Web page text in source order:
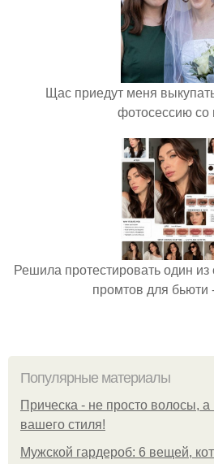
Щас приедут меня
фотосессию со
Решила протестировать один
промтов для бьюти
Популярные материалы
Прическа - не просто волосы,
вашего стиля!
Мужской гардероб: 6 вещей,